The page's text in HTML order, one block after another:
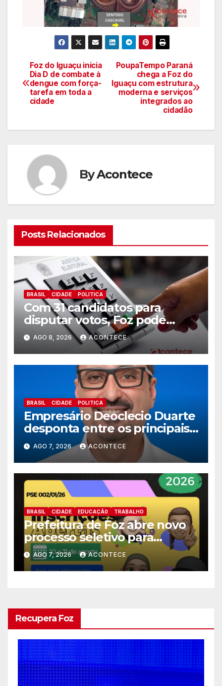
Navegação
de
PoupaTempo Paraná
chega a Foz do
Iguaçu com estrutura
moderna e serviços
integrados ao
cidadão
Foz do Iguaçu inicia
Dia D de combate à
dengue com força-
tarefa em toda a
cidade
ByAcontece
Posts Relacionados
BRASIL CIDADE POLITICA
Com 31 candidatos para
disputar votos, Foz pode
perder representatividade
AGO 8, 2026 ACONTECE
BRASIL CIDADE POLITICA
Empresário Deoclecio Duarte
desponta entre os principais
nomes do União Brasil para
deputado estadual
AGO 7, 2026 ACONTECE
BRASIL CIDADE EDUCAÇÃ0 TRABALHO
Prefeitura de Foz abre novo
processo seletivo para
estagiários
AGO 7, 2026 ACONTECE
Recupera Foz